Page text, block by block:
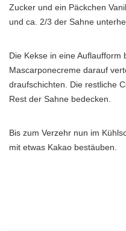
Zucker und ein Päckchen
und ca. 2/3 der Sahne
Die Kekse in eine
Mascarponecreme darauf
draufschichten. Die restliche
Rest der Sahne bedecken.
Bis zum Verzehr nun im
mit etwas Kakao bestäuben.